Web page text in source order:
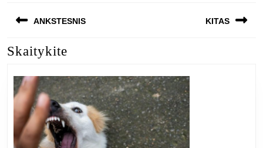
Navigacija
tarp
įrašų
ANKSTESNIS
Previous
KITAS
Skaitykite